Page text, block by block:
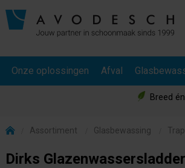
Onze oplossingen Afval
Breed én
Assortiment Glasbewassing
Dirks